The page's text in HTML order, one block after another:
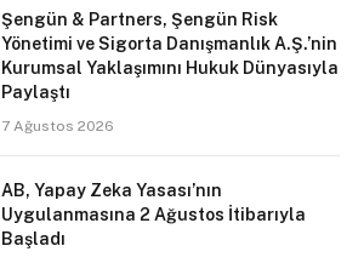
Şengün & Partners, Şengün Risk
Yönetimi ve Sigorta Danışmanlık A.Ş.’nin
Kurumsal Yaklaşımını Hukuk Dünyasıyla
Paylaştı
7 Ağustos 2026
AB, Yapay Zeka Yasası’nın
Uygulanmasına 2 Ağustos İtibarıyla
Başladı